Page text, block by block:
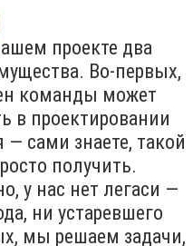
проекте два
Во-первых,
команды может
в проектировании
сами знаете, такой
получить.
у нас нет легаси —
ни устаревшего
мы решаем задачи,